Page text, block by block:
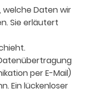
Daten wir
Sie erläutert
per E-Mail)
Ein lückenloser